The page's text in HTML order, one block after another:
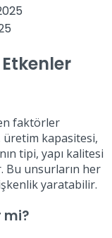
faktörler
üretim kapasitesi,
tipi, yapı kalitesi
Bu unsurların her
yaratabilir.
mi?